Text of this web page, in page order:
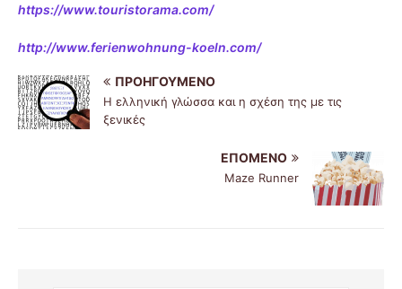
https://www.touristorama.com/
http://www.ferienwohnung-koeln.com/
ΠΡΟΗΓΟΎΜΕΝΟ
Η ελληνική γλώσσα και η σχέση της με τις
ξενικές
ΕΠΌΜΕΝΟ
Maze Runner